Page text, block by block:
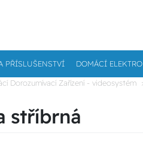
PŘÍSLUŠENSTVÍ DOMÁCÍ ELEKTRO
Dorozumívací Zařízení - videosystém
stříbrná